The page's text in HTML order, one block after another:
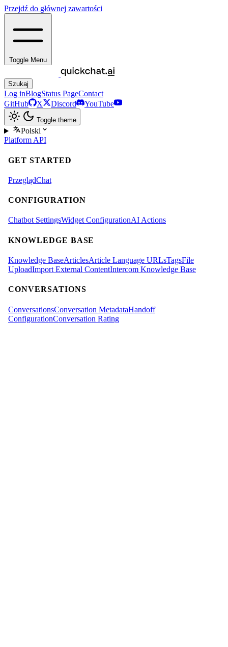
Przejdź do głównej zawartości
Toggle Menu
Szukaj
Log inBlogStatus PageContact
GitHub
X Discord YouTube
Toggle theme
Polski
Platform API
GET STARTED
PrzeglądChat
CONFIGURATION
Chatbot SettingsWidget ConfigurationAI Actions
KNOWLEDGE BASE
Knowledge BaseArticlesArticle Language URLsTagsFile
UploadImport External ContentIntercom Knowledge Base
CONVERSATIONS
ConversationsConversation MetadataHandoff
ConfigurationConversation Rating